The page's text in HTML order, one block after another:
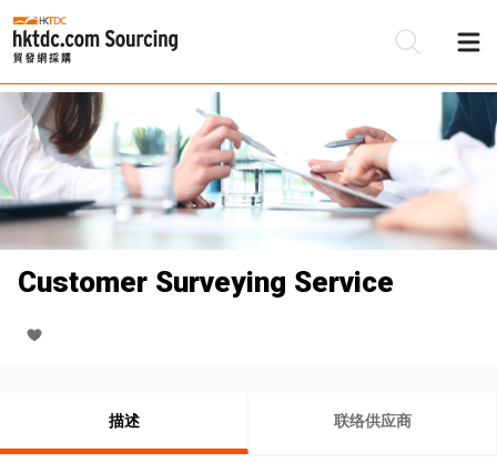
Customer Surveying Service
描述 联络供应商